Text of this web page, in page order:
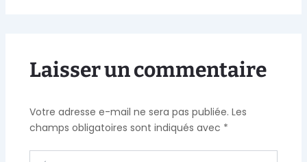
Laisser un commentaire
Votre adresse e-mail ne sera pas publiée. Les
champs obligatoires sont indiqués avec *